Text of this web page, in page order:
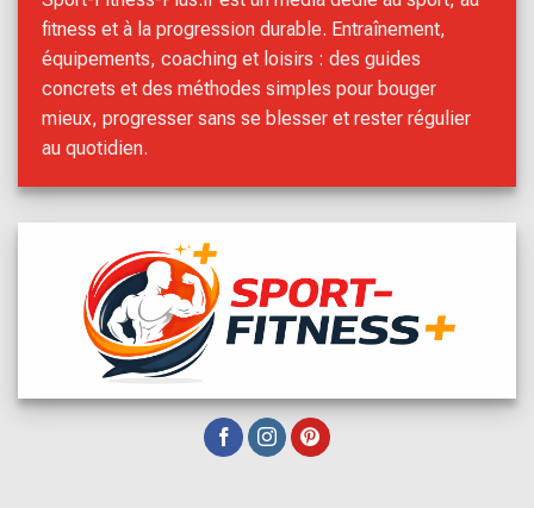
fitness et à la progression durable. Entraînement,
équipements, coaching et loisirs : des guides
concrets et des méthodes simples pour bouger
mieux, progresser sans se blesser et rester régulier
au quotidien.